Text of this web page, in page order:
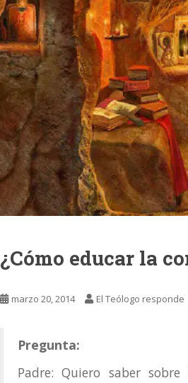
¿Cómo educar la
marzo 20, 2014 El Teólogo responde
Pregunta:
Padre: Quiero saber